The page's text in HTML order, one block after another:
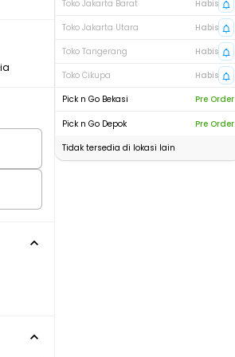
Toko Jakarta Barat
Habis
Toko Jakarta Utara
Habis
Toko Tangerang
Habis
Toko Cikupa
Habis
Pick n Go Bekasi
Pre Order
Pick n Go Depok
Pre Order
Tidak tersedia di lokasi lain